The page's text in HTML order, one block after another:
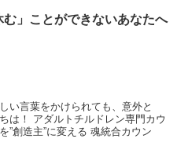
む」ことができないあなたへ
い言葉をかけられても、意外と
は！ アダルトチルドレン専門カウ
”創造主”に変える 魂統合カウン